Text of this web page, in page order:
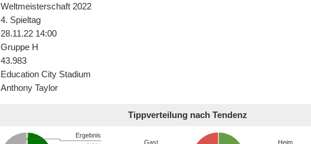
Weltmeisterschaft 2022
4. Spieltag
28.11.22 14:00
Gruppe H
43.983
Education City Stadium
Anthony Taylor
Ergebnis
Tippverteilung nach Tendenz
Heim
Gast